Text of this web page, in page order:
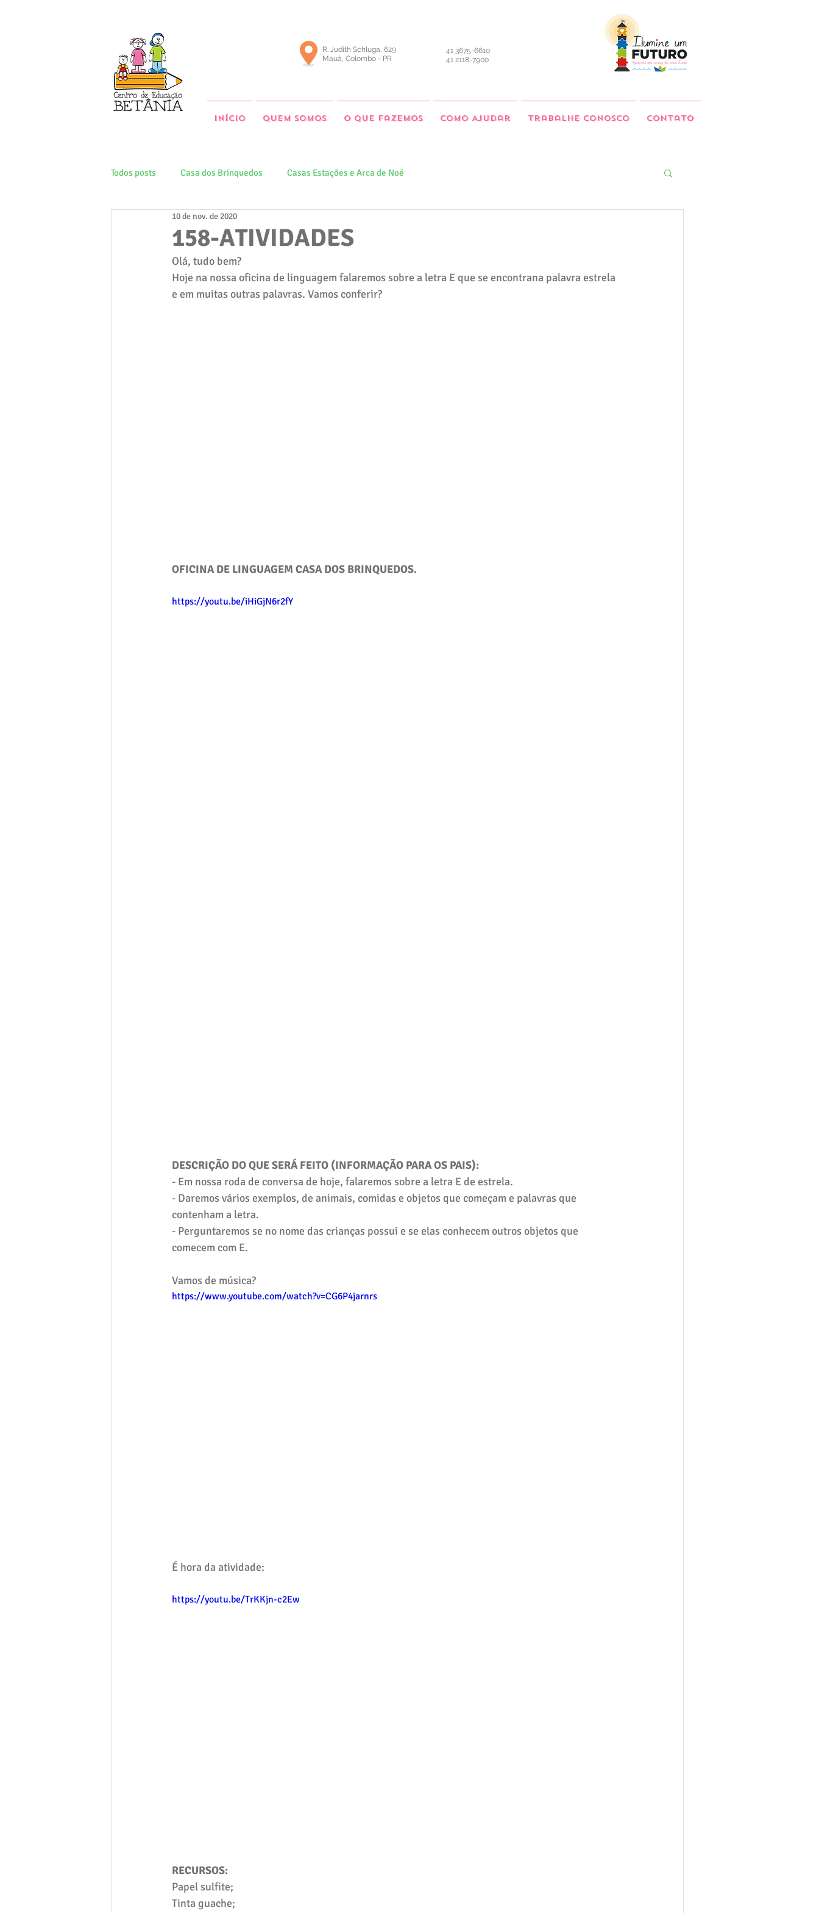
R. Judith Schluga, 629
Mauá, Colombo - PR
41 3675-6610
41 2118-7900
Início Quem somos O que fazemos Como Ajudar Trabalhe Conosco Contato
Todos posts Casa dos Brinquedos Casas Estações e Arca de Noé
158-ATIVIDADES
10 de nov. de 2020
Olá, tudo bem?
Hoje na nossa oficina de linguagem falaremos sobre a letra E que se encontrana palavra estrela
e em muitas outras palavras. Vamos conferir?
OFICINA DE LINGUAGEM CASA DOS BRINQUEDOS.
https://youtu.be/iHiGjN6r2fY
DESCRIÇÃO DO QUE SERÁ FEITO (INFORMAÇÃO PARA OS PAIS):
- Em nossa roda de conversa de hoje, falaremos sobre a letra E de estrela.
- Daremos vários exemplos, de animais, comidas e objetos que começam e palavras que
contenham a letra.
- Perguntaremos se no nome das crianças possui e se elas conhecem outros objetos que
comecem com E.
Vamos de música?
https://www.youtube.com/watch?v=CG6P4jarnrs
É hora da atividade:
https://youtu.be/TrKKjn-c2Ew
RECURSOS:
Papel sulfite;
Tinta guache;